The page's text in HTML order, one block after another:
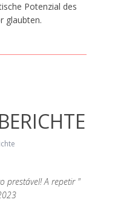
Potenzial des
glaubten.
prestável! A repetir "